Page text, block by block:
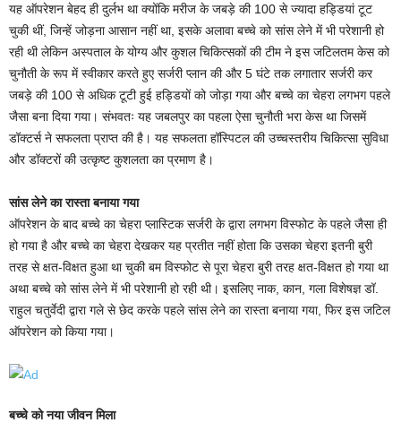
यह ऑपरेशन बेहद ही दुर्लभ था क्योंकि मरीज के जबड़े की 100 से ज्यादा हड्डियां टूट
चुकी थीं, जिन्हें जोड़ना आसान नहीं था, इसके अलावा बच्चे को सांस लेने में भी परेशानी हो
रही थी लेकिन अस्पताल के योग्य और कुशल चिकित्सकों की टीम ने इस जटिलतम केस को
चुनौती के रूप में स्वीकार करते हुए सर्जरी प्लान की और 5 घंटे तक लगातार सर्जरी कर
जबड़े की 100 से अधिक टूटी हुई हड्डियों को जोड़ा गया और बच्चे का चेहरा लगभग पहले
जैसा बना दिया गया। संभवतः यह जबलपुर का पहला ऐसा चुनौती भरा केस था जिसमें
डॉक्टर्स ने सफलता प्राप्त की है। यह सफलता हॉस्पिटल की उच्चस्तरीय चिकित्सा सुविधा
और डॉक्टरों की उत्कृष्ट कुशलता का प्रमाण है।
सांस लेने का रास्ता बनाया गया
ऑपरेशन के बाद बच्चे का चेहरा प्लास्टिक सर्जरी के द्वारा लगभग विस्फोट के पहले जैसा ही
हो गया है और बच्चे का चेहरा देखकर यह प्रतीत नहीं होता कि उसका चेहरा इतनी बुरी
तरह से क्षत-विक्षत हुआ था चुकी बम विस्फोट से पूरा चेहरा बुरी तरह क्षत-विक्षत हो गया था
अथा बच्चे को सांस लेने में भी परेशानी हो रही थी। इसलिए नाक, कान, गला विशेषज्ञ डॉ.
राहुल चतुर्वेदी द्वारा गले से छेद करके पहले सांस लेने का रास्ता बनाया गया, फिर इस जटिल
ऑपरेशन को किया गया।
बच्चे को नया जीवन मिला